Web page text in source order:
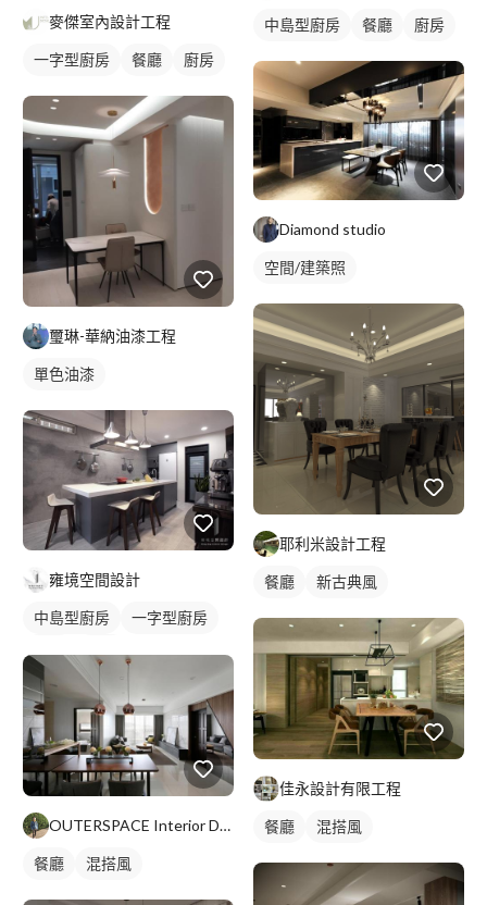
麥傑室內設計工程
一字型廚房 餐廳 廚房
璽琳-華納油漆工程
單色油漆
雍境空間設計
中島型廚房
一字型廚房
OUTERSPACE Interior Design
餐廳 混搭風
中島型廚房 餐廳 廚房
Diamond studio
空間/建築照
耶利米設計工程
餐廳 新古典風
佳永設計有限工程
餐廳 混搭風